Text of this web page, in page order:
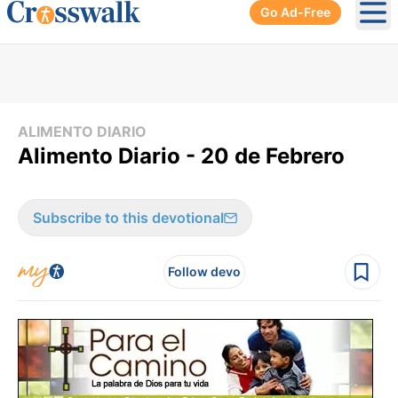
Go Ad-Free
ALIMENTO DIARIO
Alimento Diario - 20 de Febrero
Subscribe to this devotional
Follow devo